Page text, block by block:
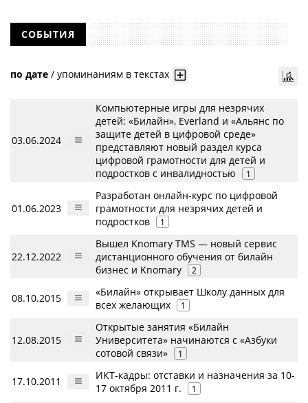
СОБЫТИЯ
по дате / упоминаниям в текстах
03.06.2024
Компьютерные игры для незрячих
детей: «Билайн», Everland и «Альянс по
защите детей в цифровой среде»
представляют новый раздел курса
цифровой грамотности для детей и
подростков с инвалидностью
1
01.06.2023
Разработан онлайн-курс по цифровой
грамотности для незрячих детей и
подростков
1
22.12.2022
Вышел Knomary TMS — новый сервис
дистанционного обучения от билайн
бизнес и Knomary
2
08.10.2015
«Билайн» открывает Школу данных для
всех желающих
1
12.08.2015
Открытые занятия «Билайн
Университета» начинаются с «Азбуки
сотовой связи»
1
17.10.2011
ИКТ-кадры: отставки и назначения за 10-
17 октября 2011 г.
1